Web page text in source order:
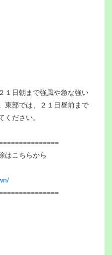
１日朝まで強風や急な強い
東部では、２１日昼前まで
ださい。
はこちらから